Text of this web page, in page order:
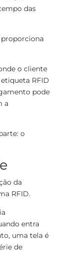
das
o cliente
RFID
pode
a
o
da
RFID.
entra
uma tela é
de